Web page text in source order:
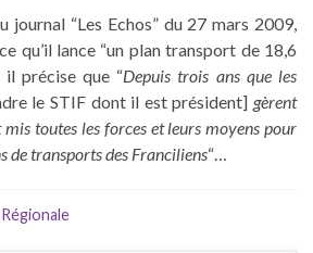
journal “Les Echos” du 27 mars 2009,
qu’il lance “un plan transport de 18,6
il précise que “Depuis trois ans que les
le STIF dont il est président] gèrent
toutes les forces et leurs moyens pour
de transports des Franciliens“…
Régionale